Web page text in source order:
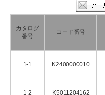
カタログ
番号
コード番号
1-1 K2400000010
1-2 K5011204162